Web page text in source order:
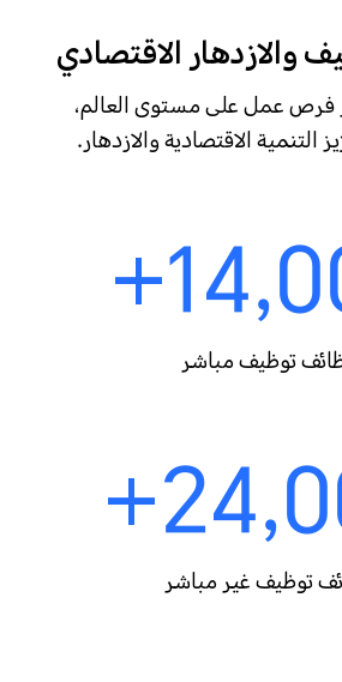
والازدهار الاقتصادي
فرص عمل على مستوى العالم،
الاقتصادية والازدهار.
توظيف مباشر
توظيف غير مباشر